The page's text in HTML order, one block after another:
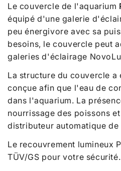
Le couvercle de l'aquarium
équipé d'une galerie
peu énergivore avec sa
besoins, le couvercle peut
galeries d'éclairage
La structure du couvercle a
conçue afin que l'eau de
dans l'aquarium. La
nourrissage des poissons
distributeur automatique
Le recouvrement lumineux
TÜV/GS pour votre sécurité.